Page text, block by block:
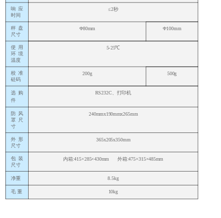
响应
时间
≤2秒
秤盘
尺寸
Φ80mm Φ100mm
使用
环境
温度
5-25℃
校准
砝码
200g 500g
选购
件
RS232C、打印机
防风
罩尺
寸
240mmx190mmx265mm
外形
尺寸
365x205x350mm
包装
尺寸
内箱:415×285×430mm 外箱:475×315×485mm
净重 8.5kg
毛 重 10kg